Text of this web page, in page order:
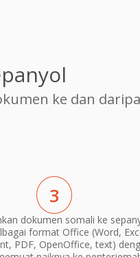
ke dan
3
dokumen somali ke
format Office (Word,
PDF, OpenOffice, text)